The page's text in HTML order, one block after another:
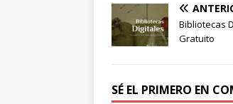
Bibliotecas
Gratuito
SÉ EL PRIMERO EN